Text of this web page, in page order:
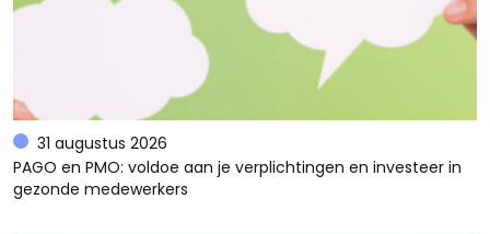
31 augustus 2026
PAGO en PMO: voldoe aan je verplichtingen en investeer in
gezonde medewerkers